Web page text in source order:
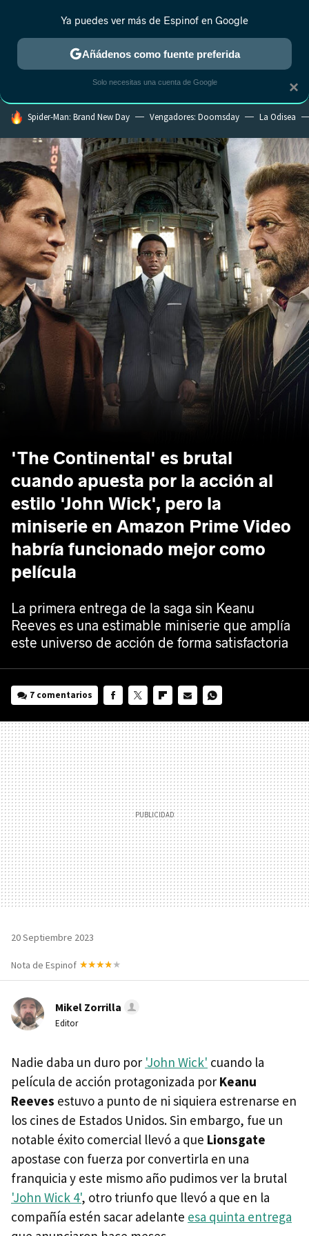
ESTRENOS REALITY ANIME RANKINGS CINE
HOY SE HABLA DE
Spider-Man: Brand New Day Vengadores: Doomsday La Odisea
'The Continental' es brutal
cuando apuesta por la acción al
estilo 'John Wick', pero la
miniserie en Amazon Prime Video
habría funcionado mejor como
película
La primera entrega de la saga sin Keanu
Reeves es una estimable miniserie que amplía
este universo de acción de forma satisfactoria
7 comentarios
MAIL
20 Septiembre 2023
Nota de Espinof
Mikel Zorrilla
Editor
Nadie daba un duro por 'John Wick' cuando la
película de acción protagonizada por Keanu
Reeves estuvo a punto de ni siquiera estrenarse en
los cines de Estados Unidos. Sin embargo, fue un
notable éxito comercial llevó a que Lionsgate
apostase con fuerza por convertirla en una
franquicia y este mismo año pudimos ver la brutal
'John Wick 4', otro triunfo que llevó a que en la
compañía estén sacar adelante esa quinta entrega
×
Ya puedes ver más de Espinof en Google
Añádenos como fuente preferida
Solo necesitas una cuenta de Google